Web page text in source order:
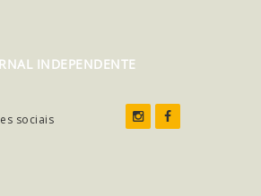
INDEPENDENTE
sociais